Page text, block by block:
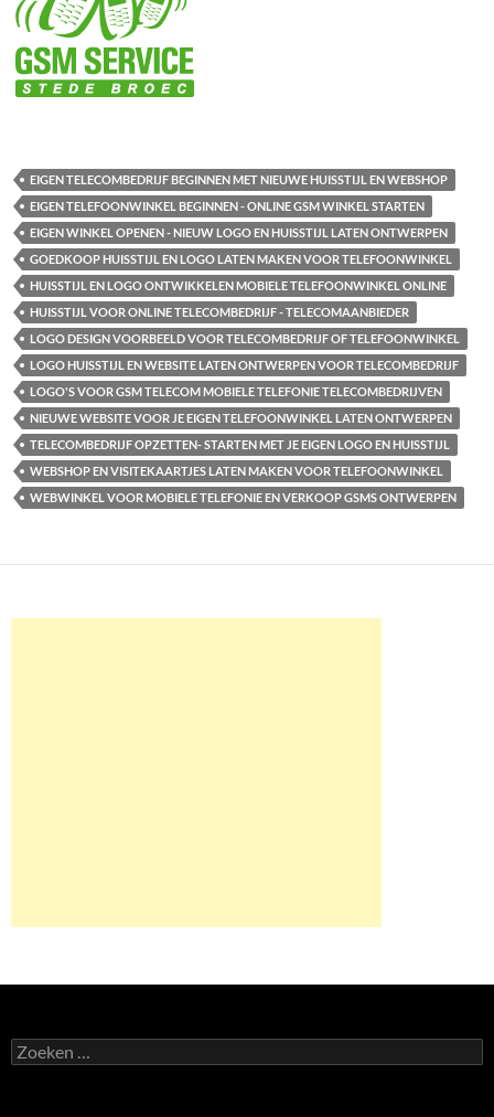
EIGEN TELECOMBEDRIJF BEGINNEN MET NIEUWE HUISSTIJL EN WEBSHOP
EIGEN TELEFOONWINKEL BEGINNEN - ONLINE GSM WINKEL STARTEN
EIGEN WINKEL OPENEN - NIEUW LOGO EN HUISSTIJL LATEN ONTWERPEN
GOEDKOOP HUISSTIJL EN LOGO LATEN MAKEN VOOR TELEFOONWINKEL
HUISSTIJL EN LOGO ONTWIKKELEN MOBIELE TELEFOONWINKEL ONLINE
HUISSTIJL VOOR ONLINE TELECOMBEDRIJF - TELECOMAANBIEDER
LOGO DESIGN VOORBEELD VOOR TELECOMBEDRIJF OF TELEFOONWINKEL
LOGO HUISSTIJL EN WEBSITE LATEN ONTWERPEN VOOR TELECOMBEDRIJF
LOGO'S VOOR GSM TELECOM MOBIELE TELEFONIE TELECOMBEDRIJVEN
NIEUWE WEBSITE VOOR JE EIGEN TELEFOONWINKEL LATEN ONTWERPEN
TELECOMBEDRIJF OPZETTEN- STARTEN MET JE EIGEN LOGO EN HUISSTIJL
WEBSHOP EN VISITEKAARTJES LATEN MAKEN VOOR TELEFOONWINKEL
WEBWINKEL VOOR MOBIELE TELEFONIE EN VERKOOP GSMS ONTWERPEN
Zoeken
naar: